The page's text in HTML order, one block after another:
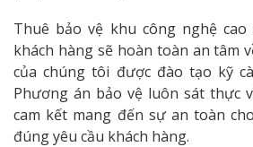
Thuê bảo vệ khu công nghệ cao
khách hàng sẽ hoàn toàn an tâm
của chúng tôi được đào tạo kỹ
Phương án bảo vệ luôn sát thực
cam kết mang đến sự an toàn
đúng yêu cầu khách hàng.